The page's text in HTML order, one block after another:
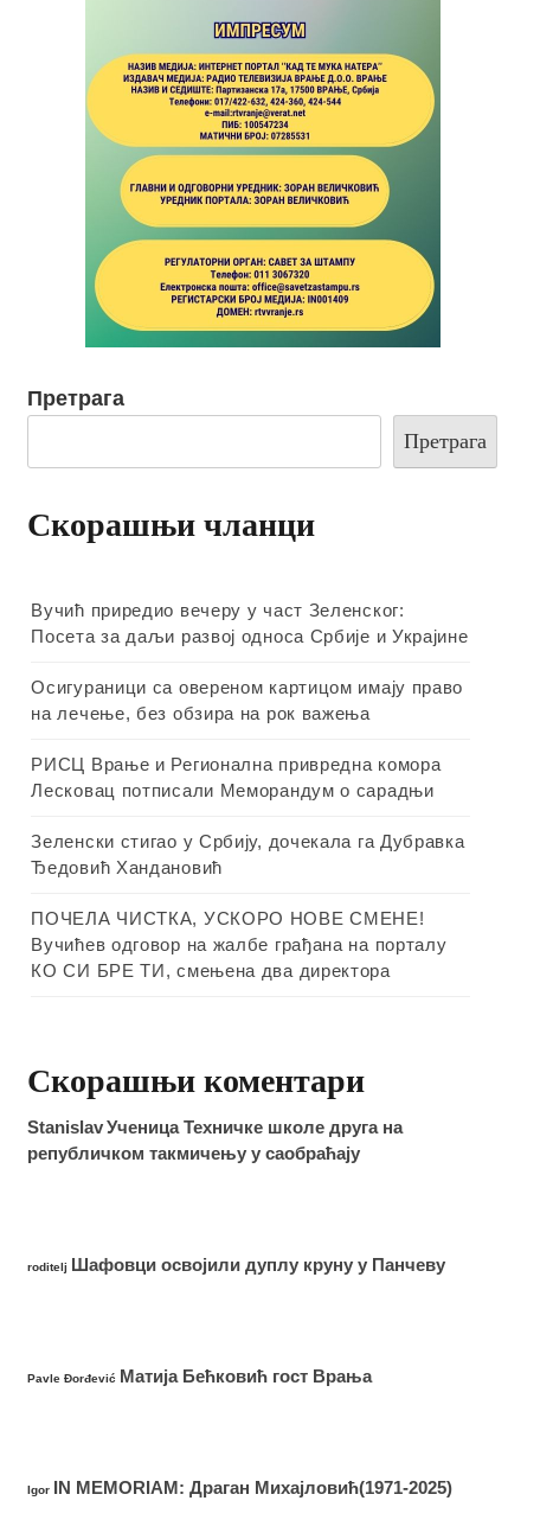
Претрага
Претрага
Скорашњи чланци
Вучић приредио вечеру у част Зеленског:
Посета за даљи развој односа Србије и Украјине
Осигураници са овереном картицом имају право
на лечење, без обзира на рок важења
РИСЦ Врање и Регионална привредна комора
Лесковац потписали Меморандум о сарадњи
Зеленски стигао у Србију, дочекала га Дубравка
Ђедовић Хандановић
ПОЧЕЛА ЧИСТКА, УСКОРО НОВЕ СМЕНЕ!
Вучићев одговор на жалбе грађана на порталу
КО СИ БРЕ ТИ, смењена два директора
Скорашњи коментари
StanislavУченица Техничке школе друга на
републичком такмичењу у саобраћају
roditelj Шафовци освојили дуплу круну у Панчеву
Pavle Đorđević Матија Бећковић гост Врања
Igor IN MEMORIAM: Драган Михајловић(1971-2025)